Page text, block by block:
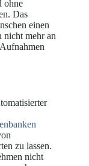
ohne
Das
einen
nicht mehr an
zu lassen.
nicht